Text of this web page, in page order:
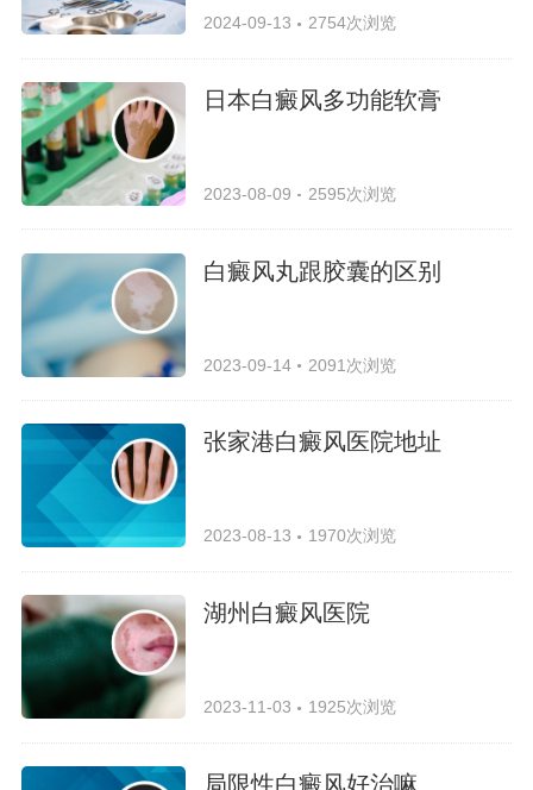
2024-09-13 2754次浏览
日本白癜风多功能软膏
2023-08-09 2595次浏览
白癜风丸跟胶囊的区别
2023-09-14 2091次浏览
张家港白癜风医院地址
2023-08-13 1970次浏览
湖州白癜风医院
2023-11-03 1925次浏览
局限性白癜风好治嘛